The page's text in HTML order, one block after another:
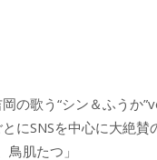
の歌う“シン＆ふうか
SNSを中心に大絶賛
肌たつ」